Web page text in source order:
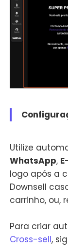
Utilize
WhatsApp,
logo após a
Downsell
carrinho, ou,
Para criar
Cross-sell,